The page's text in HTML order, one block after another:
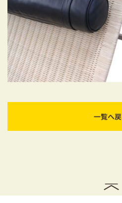
耐震対策も安心
リフォーム・リノベー
必見！土地から
資金計画につい
ショー
お知
一覧へ